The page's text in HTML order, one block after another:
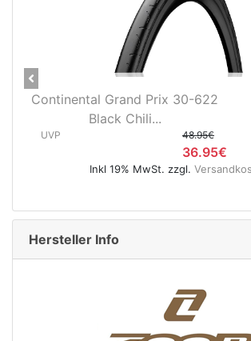
Prix 30-622
48.95€
Versandkosten
UVP
Previous
Hersteller Info